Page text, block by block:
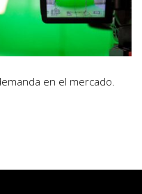
en el mercado.